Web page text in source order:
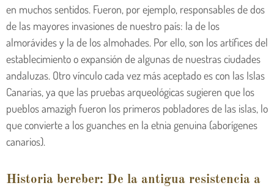
en muchos sentidos. Fueron, por ejemplo, responsables de dos
de las mayores invasiones de nuestro país: la de los
almorávides y la de los almohades. Por ello, son los artífices del
establecimiento o expansión de algunas de nuestras ciudades
andaluzas. Otro vínculo cada vez más aceptado es con las Islas
Canarias, ya que las pruebas arqueológicas sugieren que los
pueblos amazigh fueron los primeros pobladores de las islas, lo
que convierte a los guanches en la etnia genuina (aborígenes
canarios).
Historia bereber: De la antigua resistencia a